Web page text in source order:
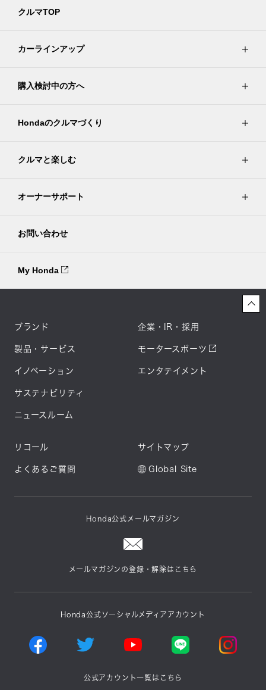
クルマTOP
カーラインアップ
購入検討中の方へ
Hondaのクルマづくり
クルマと楽しむ
オーナーサポート
お問い合わせ
My Honda
ブランド
製品・サービス
イノベーション
サステナビリティ
ニュースルーム
企業・IR・採用
モータースポーツ
エンタテイメント
リコール
よくあるご質問
サイトマップ
Global Site
Honda公式メールマガジン
メールマガジンの登録・解除はこちら
Honda公式ソーシャルメディアアカウント
公式アカウント一覧はこちら